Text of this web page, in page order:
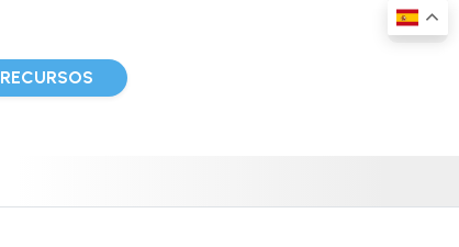
RECURSOS